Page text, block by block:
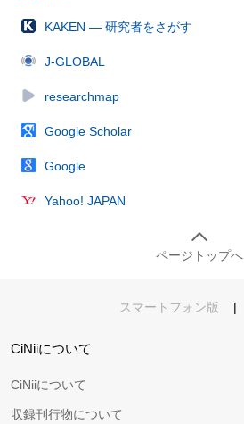
KAKEN — 研究者をさがす
J-GLOBAL
researchmap
Google Scholar
Google
Yahoo! JAPAN
ページトップへ
スマートフォン版 |
CiNiiについて
CiNiiについて
収録刊行物について